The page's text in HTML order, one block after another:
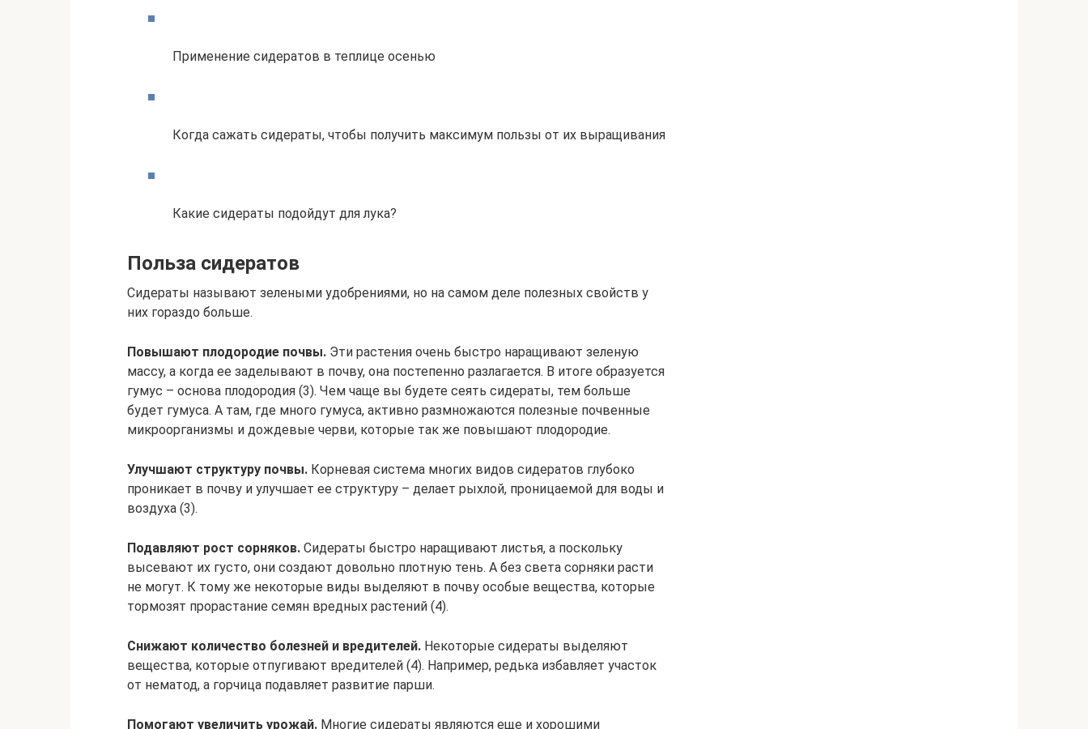
Применение сидератов в теплице осенью
Когда сажать сидераты, чтобы получить максимум пользы от их выращивания
Какие сидераты подойдут для лука?
Польза сидератов
Сидераты называют зелеными удобрениями, но на самом деле полезных свойств у
них гораздо больше.
Повышают плодородие почвы. Эти растения очень быстро наращивают зеленую
массу, а когда ее заделывают в почву, она постепенно разлагается. В итоге образуется
гумус – основа плодородия (3). Чем чаще вы будете сеять сидераты, тем больше
будет гумуса. А там, где много гумуса, активно размножаются полезные почвенные
микроорганизмы и дождевые черви, которые так же повышают плодородие.
Улучшают структуру почвы. Корневая система многих видов сидератов глубоко
проникает в почву и улучшает ее структуру – делает рыхлой, проницаемой для воды и
воздуха (3).
Подавляют рост сорняков. Сидераты быстро наращивают листья, а поскольку
высевают их густо, они создают довольно плотную тень. А без света сорняки расти
не могут. К тому же некоторые виды выделяют в почву особые вещества, которые
тормозят прорастание семян вредных растений (4).
Снижают количество болезней и вредителей. Некоторые сидераты выделяют
вещества, которые отпугивают вредителей (4). Например, редька избавляет участок
от нематод, а горчица подавляет развитие парши.
Помогают увеличить урожай. Многие сидераты являются еще и хорошими